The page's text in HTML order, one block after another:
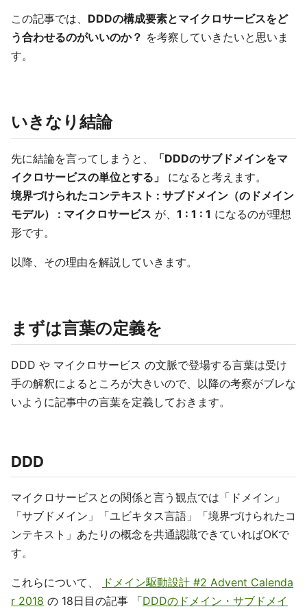
この記事では、 DDDの構成要素とマイクロサービスをど
う合わせるのがいいのか？ を考察していきたいと思いま
す。
いきなり結論
先に結論を言ってしまうと、
「DDDのサブドメインをマ
イクロサービスの単位とする」
になると考えます。
境界づけられたコンテキスト : サブドメイン（のドメイン
モデル） : マイクロサービス が、 1 : 1 : 1 になるのが理想
形です。
以降、その理由を解説していきます。
まずは言葉の定義を
DDD や マイクロサービス の文脈で登場する言葉は受け
手の解釈によるところが大きいので、以降の考察がブレな
いように記事中の言葉を定義しておきます。
DDD
マイクロサービスとの関係と言う観点では「ドメイン」
「サブドメイン」「ユビキタス言語」「境界づけられたコ
ンテキスト」あたりの概念を共通認識できていればOKで
す。
これらについて、
ドメイン駆動設計 #2 Advent Calenda
r 2018 の 18日目の記事 「DDDのドメイン・サブドメイ